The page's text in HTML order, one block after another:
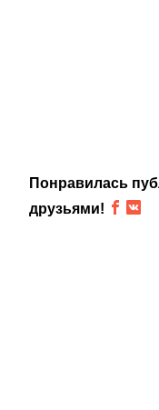
Понравилась
друзьями!